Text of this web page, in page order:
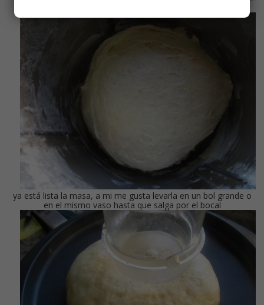
ya está lista la masa, a mi me gusta levarla en un bol grande o
en el mismo vaso hasta que salga por el bocal